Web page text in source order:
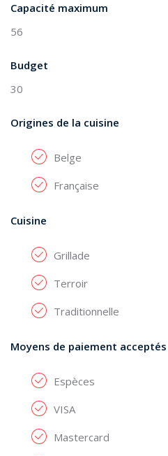
Capacité maximum
56
Budget
30
Origines de la cuisine
Belge
Française
Cuisine
Grillade
Terroir
Traditionnelle
Moyens de paiement acceptés
Espèces
VISA
Mastercard